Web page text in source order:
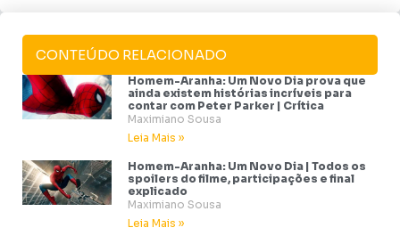
CONTEÚDO RELACIONADO
Homem-Aranha: Um Novo Dia prova que
ainda existem histórias incríveis para
contar com Peter Parker | Crítica
Maximiano Sousa
Leia Mais »
Homem-Aranha: Um Novo Dia | Todos os
spoilers do filme, participações e final
explicado
Maximiano Sousa
Leia Mais »